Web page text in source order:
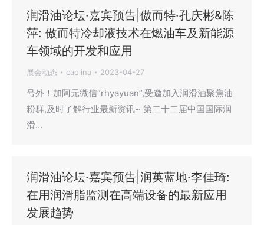
润滑油论坛·嘉宾预告|傲而特·孔庆彬&陈
萍: 傲而特冷却液技术在燃油车及新能源
车领域的开发和应用
展会动态 caolina 2023-04-27
号外！加阿元微信“rhyayuan”,受邀加入润滑油聚焦油
粉群,及时了解行业最新资讯~ 第二十二届中国国际润
滑…
润滑油论坛·嘉宾预告|润英蓝地·李佳琦:
在用润滑脂监测在高端设备的最新应用
发展趋势